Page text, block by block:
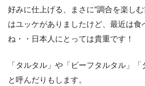
好みに仕上げる、まさに“調合を楽し
はユッケがありましたけど、最近は食
ね・・日本人にとっては貴重です！
「タルタル」や「ビーフタルタル」「
と呼んだりもします。